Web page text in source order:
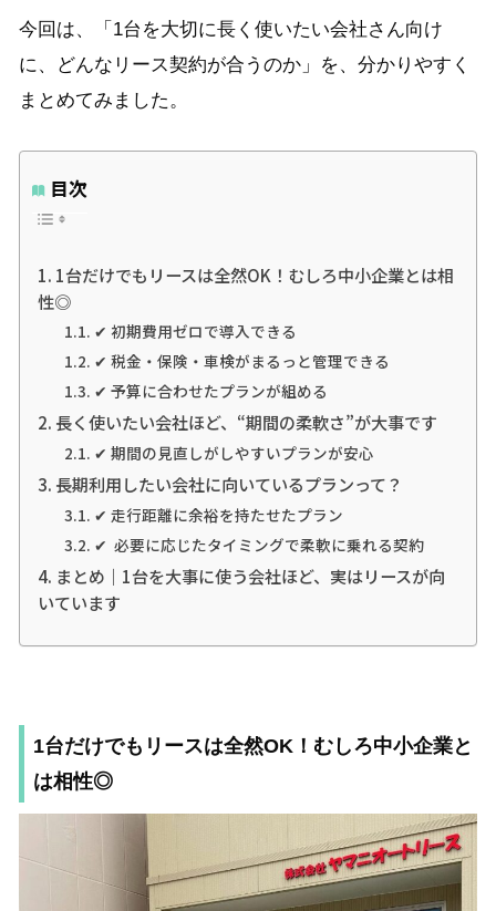
今回は、「1台を大切に長く使いたい会社さん向け
に、どんなリース契約が合うのか」
を、分かりやすく
まとめてみました。
目次
1台だけでもリースは全然OK！むしろ中小企業とは相
性◎
✔ 初期費用ゼロで導入できる
✔ 税金・保険・車検がまるっと管理できる
✔ 予算に合わせたプランが組める
長く使いたい会社ほど、“期間の柔軟さ”が大事です
✔ 期間の見直しがしやすいプランが安心
長期利用したい会社に向いているプランって？
✔ 走行距離に余裕を持たせたプラン
✔ 必要に応じたタイミングで柔軟に乗れる契約
まとめ｜1台を大事に使う会社ほど、実はリースが向
いています
1台だけでもリースは全然OK！むしろ中小企業と
は相性◎